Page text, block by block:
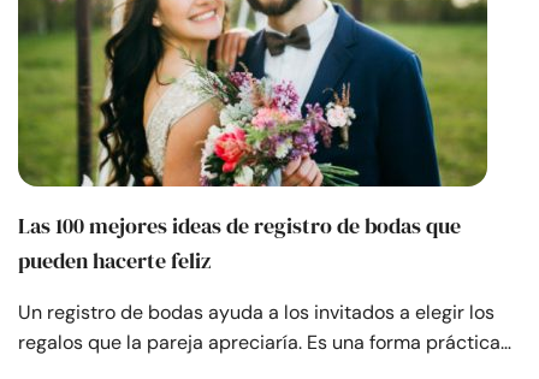
Las 100 mejores ideas de registro de bodas que
pueden hacerte feliz
Un registro de bodas ayuda a los invitados a elegir los
regalos que la pareja apreciaría. Es una forma práctica…